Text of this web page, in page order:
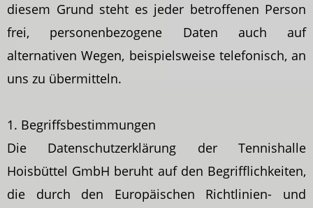
diesem Grund steht es jeder betroffenen Person
frei, personenbezogene Daten auch auf
alternativen Wegen, beispielsweise telefonisch, an
uns zu übermitteln.
1. Begriffsbestimmungen
Die Datenschutzerklärung der Tennishalle
Hoisbüttel GmbH beruht auf den Begrifflichkeiten,
die durch den Europäischen Richtlinien- und